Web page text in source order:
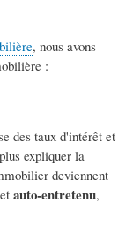
, nous avons
:
des taux d'intérêt et
expliquer la
deviennent
et auto-entretenu,